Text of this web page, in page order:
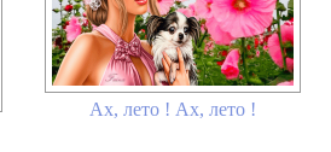
Ах, лето ! Ах, лето !